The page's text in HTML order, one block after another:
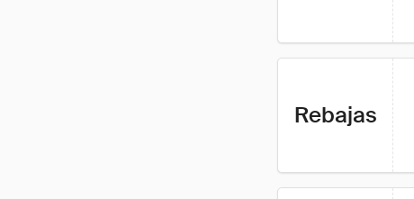
Rebajas